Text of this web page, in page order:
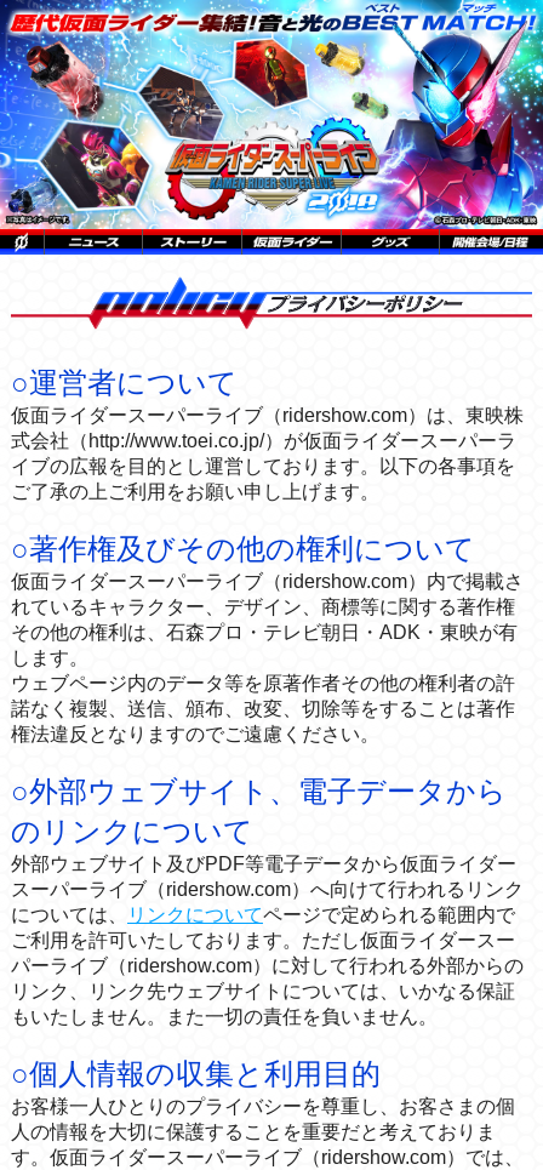
○運営者について
仮面ライダースーパーライブ（ridershow.com）は、東映株
式会社（http://www.toei.co.jp/）が仮面ライダースーパーラ
イブの広報を目的とし運営しております。以下の各事項を
ご了承の上ご利用をお願い申し上げます。
○著作権及びその他の権利について
仮面ライダースーパーライブ（ridershow.com）内で掲載さ
れているキャラクター、デザイン、商標等に関する著作権
その他の権利は、石森プロ・テレビ朝日・ADK・東映が有
します。
ウェブページ内のデータ等を原著作者その他の権利者の許
諾なく複製、送信、頒布、改変、切除等をすることは著作
権法違反となりますのでご遠慮ください。
○外部ウェブサイト、電子データから
のリンクについて
外部ウェブサイト及びPDF等電子データから仮面ライダー
スーパーライブ（ridershow.com）へ向けて行われるリンク
については、
リンクについてページで定められる範囲内で
ご利用を許可いたしております。ただし仮面ライダースー
パーライブ（ridershow.com）に対して行われる外部からの
リンク、リンク先ウェブサイトについては、いかなる保証
もいたしません。また一切の責任を負いません。
○個人情報の収集と利用目的
お客様一人ひとりのプライバシーを尊重し、お客さまの個
人の情報を大切に保護することを重要だと考えておりま
す。仮面ライダースーパーライブ（ridershow.com）では、